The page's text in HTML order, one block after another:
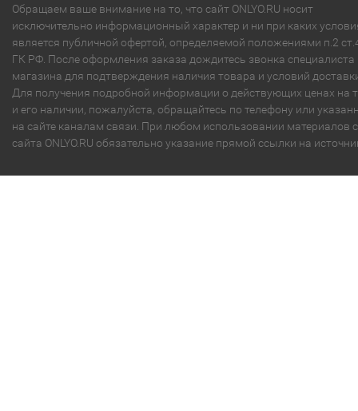
Обращаем ваше внимание на то, что сайт ONLYO.RU носит
исключительно информационный характер и ни при каких
является публичной офертой, определяемой положениями п.2
ГК РФ. После оформления заказа дождитесь звонка специалиста
магазина для подтверждения наличия товара и условий
Для получения подробной информации о действующих ценах на
и его наличии, пожалуйста, обращайтесь по телефону или
на сайте каналам связи. При любом использовании материалов с
сайта ONLYO.RU обязательно указание прямой ссылки на